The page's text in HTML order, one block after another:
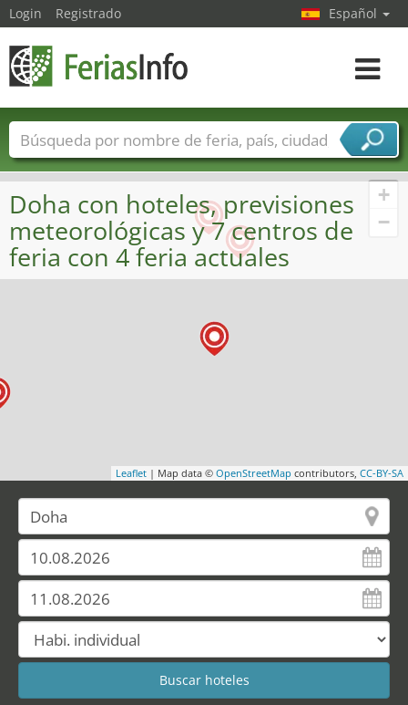
+
−
Leaflet | Map data © OpenStreetMap contributors, CC-BY-SA
Doha con hoteles, previsiones
meteorológicas y 7 centros de
feria con 4 feria actuales
Login Registrado Español
toggle
Nombres de ferias Países
Ciudades
Sectores de ferias
Sectores de proveedor de servicios